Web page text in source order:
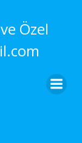
Özel